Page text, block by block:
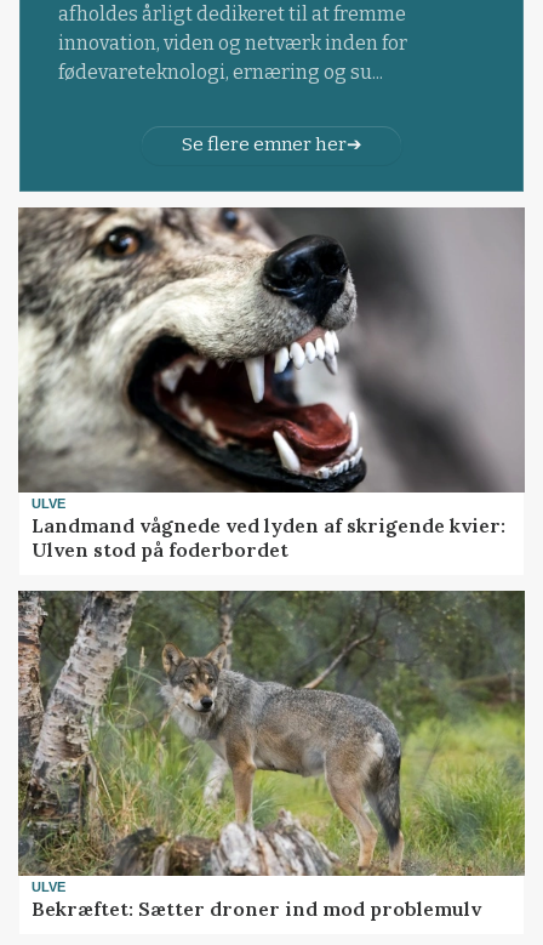
afholdes årligt dedikeret til at fremme
innovation, viden og netværk inden for
fødevareteknologi, ernæring og su...
Se flere emner her
ULVE
Landmand vågnede ved lyden af skrigende kvier:
Ulven stod på foderbordet
ULVE
Bekræftet: Sætter droner ind mod problemulv